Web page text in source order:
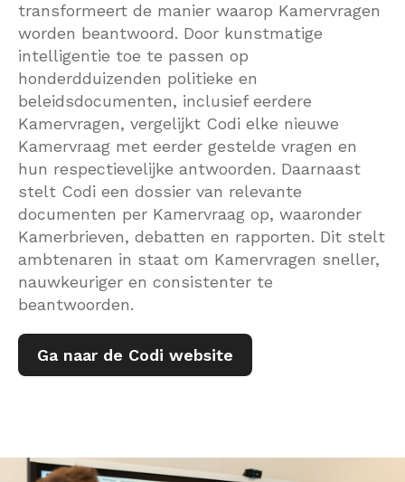
transformeert de manier waarop Kamervragen
worden beantwoord. Door kunstmatige
intelligentie toe te passen op
honderdduizenden politieke en
beleidsdocumenten, inclusief eerdere
Kamervragen, vergelijkt Codi elke nieuwe
Kamervraag met eerder gestelde vragen en
hun respectievelijke antwoorden. Daarnaast
stelt Codi een dossier van relevante
documenten per Kamervraag op, waaronder
Kamerbrieven, debatten en rapporten. Dit stelt
ambtenaren in staat om Kamervragen sneller,
nauwkeuriger en consistenter te
beantwoorden.
Ga naar de Codi website